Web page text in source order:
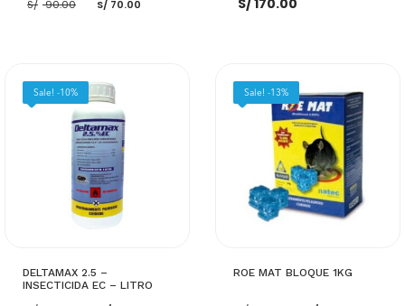
S/ 90.00
precio
S/ 70.00
AÑADIR AL CARRITO
S/170.00
AÑADIR AL CARRITO
Sale! -10%
DELTAMAX 2.5 –
INSECTICIDA EC – LITRO
Sale! -13%
ROE MAT BLOQUE 1KG